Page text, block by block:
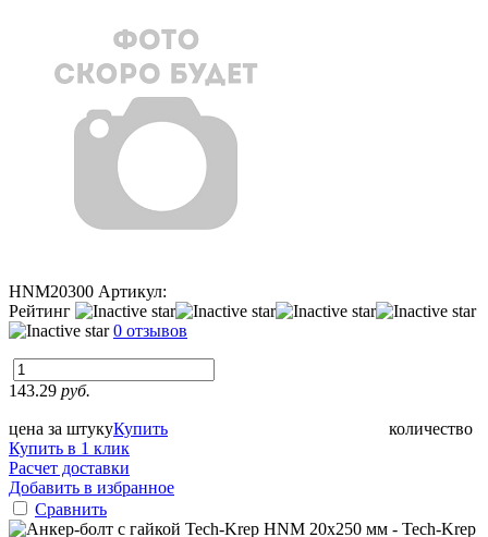
HNM20300 Артикул:
Рейтинг
0 отзывов
143.29 руб.
цена за штуку количество
Купить
Купить в 1 клик
Расчет доставки
Добавить в избранное
Сравнить